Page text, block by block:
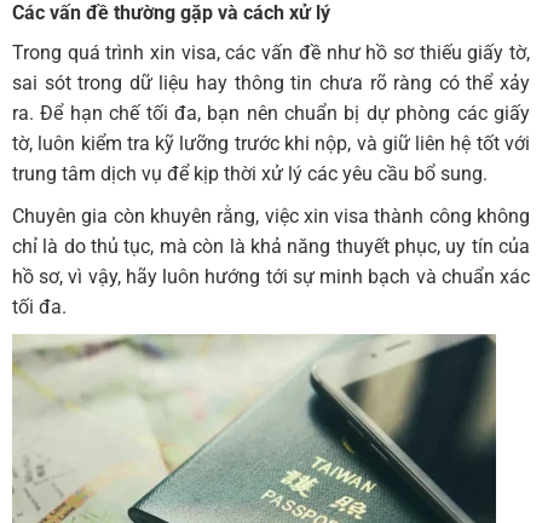
Các vấn đề thường gặp và cách xử lý
Trong quá trình xin visa, các vấn đề như hồ sơ thiếu giấy tờ,
sai sót trong dữ liệu hay thông tin chưa rõ ràng có thể xảy
ra. Để hạn chế tối đa, bạn nên chuẩn bị dự phòng các giấy
tờ, luôn kiểm tra kỹ lưỡng trước khi nộp, và giữ liên hệ tốt với
trung tâm dịch vụ để kịp thời xử lý các yêu cầu bổ sung.
Chuyên gia còn khuyên rằng, việc xin visa thành công không
chỉ là do thủ tục, mà còn là khả năng thuyết phục, uy tín của
hồ sơ, vì vậy, hãy luôn hướng tới sự minh bạch và chuẩn xác
tối đa.